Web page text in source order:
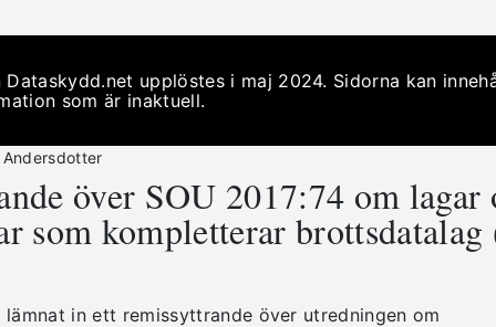
Dataskydd.net upplöstes i maj 2024. Sidorna kan
som är inaktuell.
Andersdotter
över SOU 2017:74 om lagar
som kompletterar brottsdatalag
in ett remissyttrande över utredningen om